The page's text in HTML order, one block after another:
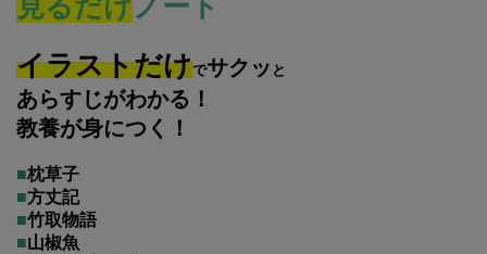
イラストだけでサクッ と
あらすじがわかる！
教養が身につく！
■枕草子
■方丈記
■竹取物語
■山椒魚